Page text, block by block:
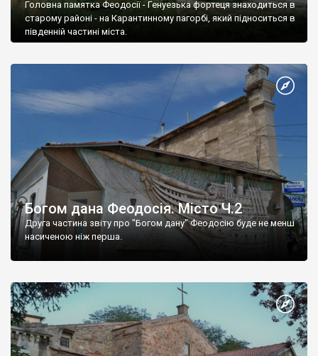
Головна памятка Феодосії - Генуезька фортеця знаходиться в
старому районі - на Карантинному пагорбі, який підноситься в
південній частині міста.
Богом дана Феодосія. Місто Ч.2
Друга частина звіту про "Богом дану" Феодосію буде не менш
насиченою ніж перша.